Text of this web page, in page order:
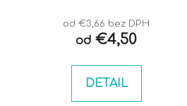
od €3,66 bez DPH
od €4,50
DETAIL